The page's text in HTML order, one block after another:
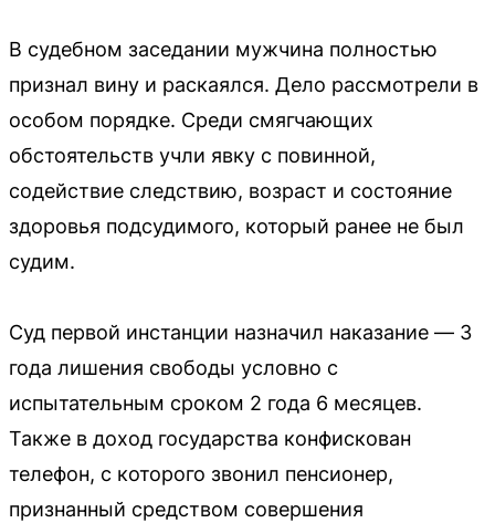
В судебном заседании мужчина полностью
признал вину и раскаялся. Дело рассмотрели в
особом порядке. Среди смягчающих
обстоятельств учли явку с повинной,
содействие следствию, возраст и состояние
здоровья подсудимого, который ранее не был
судим.
Суд первой инстанции назначил наказание — 3
года лишения свободы условно с
испытательным сроком 2 года 6 месяцев.
Также в доход государства конфискован
телефон, с которого звонил пенсионер,
признанный средством совершения